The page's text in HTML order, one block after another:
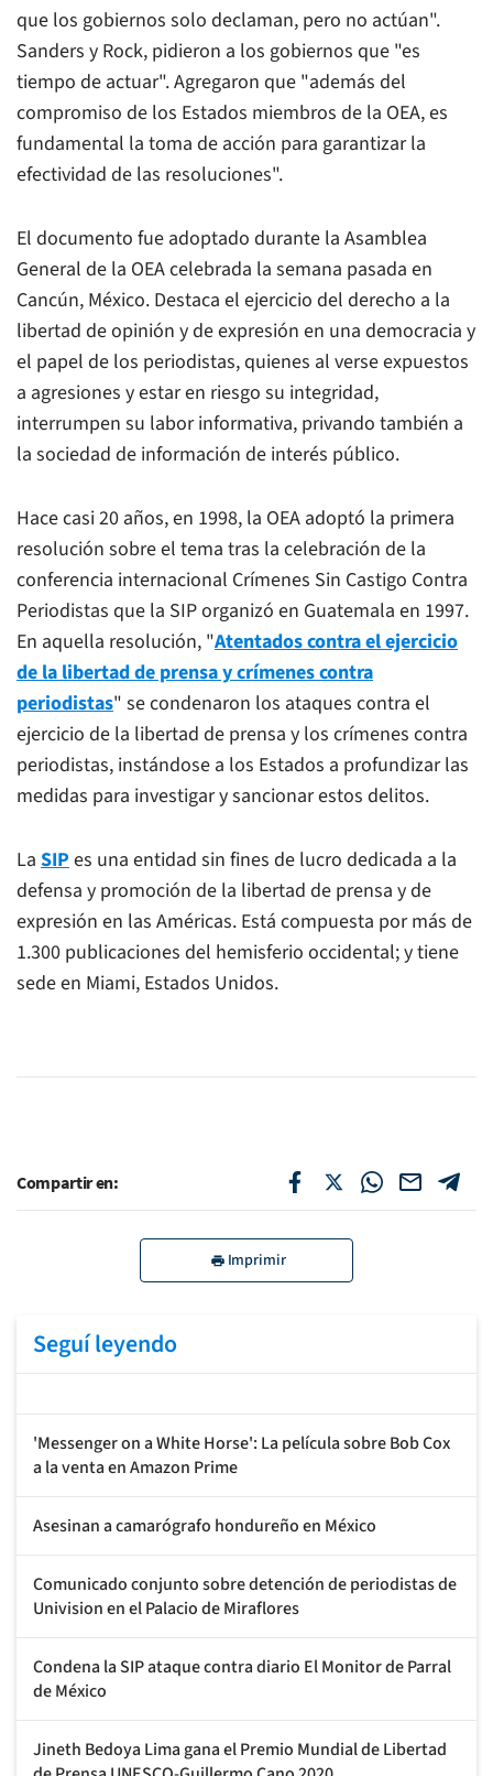
que los gobiernos solo declaman, pero no actúan".
Sanders y Rock, pidieron a los gobiernos que "es
tiempo de actuar". Agregaron que "además del
compromiso de los Estados miembros de la OEA, es
fundamental la toma de acción para garantizar la
efectividad de las resoluciones".
El documento fue adoptado durante la Asamblea
General de la OEA celebrada la semana pasada en
Cancún, México. Destaca el ejercicio del derecho a la
libertad de opinión y de expresión en una democracia y
el papel de los periodistas, quienes al verse expuestos
a agresiones y estar en riesgo su integridad,
interrumpen su labor informativa, privando también a
la sociedad de información de interés público.
Hace casi 20 años, en 1998, la OEA adoptó la primera
resolución sobre el tema tras la celebración de la
conferencia internacional Crímenes Sin Castigo Contra
Periodistas que la SIP organizó en Guatemala en 1997.
En aquella resolución, "Atentados contra el ejercicio
de la libertad de prensa y crímenes contra
periodistas" se condenaron los ataques contra el
ejercicio de la libertad de prensa y los crímenes contra
periodistas, instándose a los Estados a profundizar las
medidas para investigar y sancionar estos delitos.
La SIP es una entidad sin fines de lucro dedicada a la
defensa y promoción de la libertad de prensa y de
expresión en las Américas. Está compuesta por más de
1.300 publicaciones del hemisferio occidental; y tiene
sede en Miami, Estados Unidos.
Compartir en:
Imprimir
Seguí leyendo
'Messenger on a White Horse': La película sobre Bob Cox
a la venta en Amazon Prime
Asesinan a camarógrafo hondureño en México
Comunicado conjunto sobre detención de periodistas de
Univision en el Palacio de Miraflores
Condena la SIP ataque contra diario El Monitor de Parral
de México
Jineth Bedoya Lima gana el Premio Mundial de Libertad